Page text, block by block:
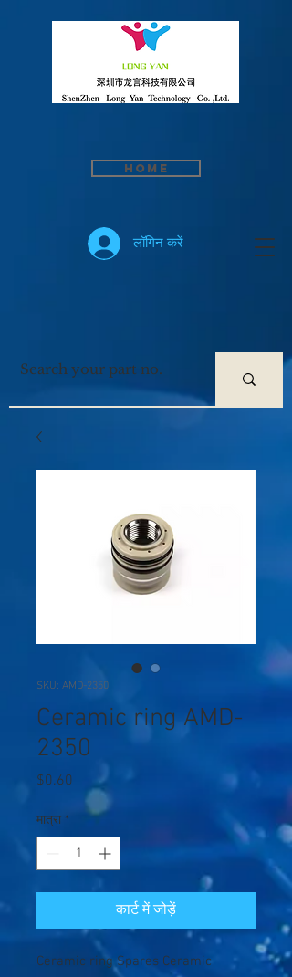
Home
लॉगिन करें
SKU: AMD-2350
Ceramic ring AMD-
2350
$0.60
मात्रा *
कार्ट में जोड़ें
Ceramic ring Spares Ceramic